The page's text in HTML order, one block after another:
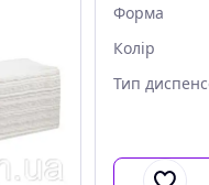
Форма
Колір
Тип